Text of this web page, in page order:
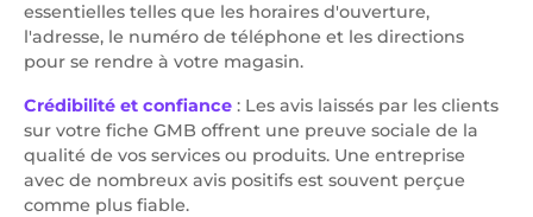
essentielles telles que les horaires d'ouverture,
l'adresse, le numéro de téléphone et les directions
pour se rendre à votre magasin.
Crédibilité et confiance : Les avis laissés par les clients
sur votre fiche GMB offrent une preuve sociale de la
qualité de vos services ou produits. Une entreprise
avec de nombreux avis positifs est souvent perçue
comme plus fiable.